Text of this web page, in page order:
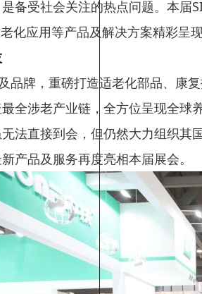
备受社会关注的热点问题。本届
化应用等产品及解决方案精彩呈现
品牌，重磅打造适老化部品、康
全涉老产业链，全方位呈现全球
法直接到会，但仍然大力组织
产品及服务再度亮相本届展会。